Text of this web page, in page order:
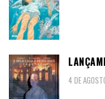
4 DE